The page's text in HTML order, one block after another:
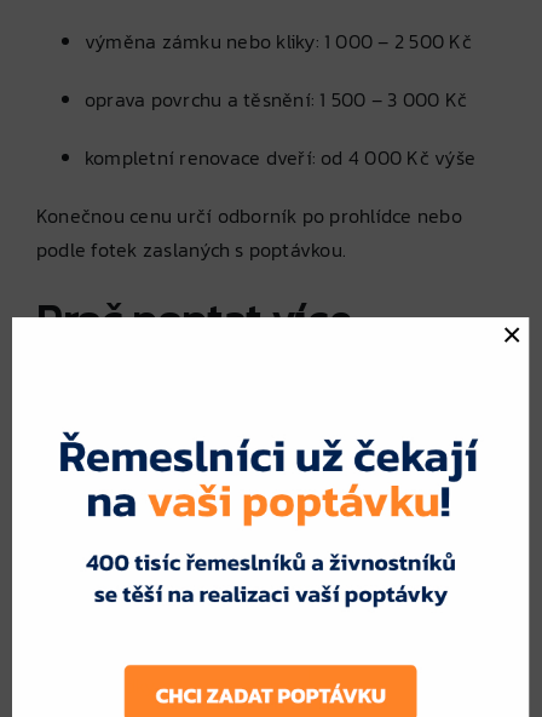
výměna zámku nebo kliky: 1 000 – 2 500 Kč
oprava povrchu a těsnění: 1 500 – 3 000 Kč
kompletní renovace dveří: od 4 000 Kč výše
Konečnou cenu určí odborník po prohlídce nebo
podle fotek zaslaných s poptávkou.
Proč poptat více
Ceny i přístup jednotlivých odborníků se mohou lišit.
Někdo nabízí rychlý výjezd, jiný poskytne lepší cenu
nebo záruku. Když poptáte více řemeslníků přes
fajnpoptavka.cz, získáte:
nabídky od ověřených truhlářů a zámečníků
×